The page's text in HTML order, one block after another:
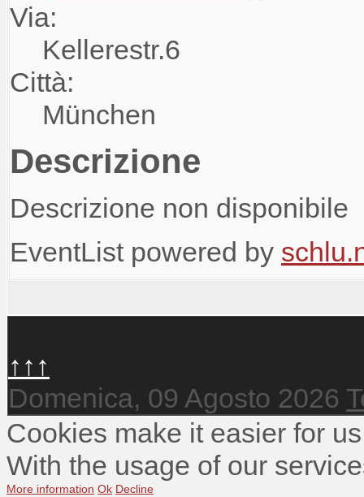
Via:
Kellerestr.6
Città:
München
Descrizione
Descrizione non disponibile
EventList powered by
↑↑↑
Domenica, 09 Agosto 2026
Cookies make it easier for
With the usage of our
More information Ok Decline